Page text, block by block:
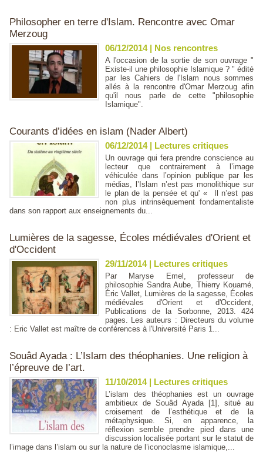
Philosopher en terre d'Islam. Rencontre avec Omar
Merzoug
06/12/2014| Nos rencontres
A l'occasion de la sortie de son ouvrage "
Existe-il une philosophie Islamique ? " édité
par les Cahiers de l'Islam nous sommes
allés à la rencontre d'Omar Merzoug afin
qu'il nous parle de cette "philosophie
Islamique".
Courants d’idées en islam (Nader Albert)
06/12/2014| Lectures critiques
Un ouvrage qui fera prendre conscience au
lecteur que contrairement à l’image
véhiculée dans l’opinion publique par les
médias, l’Islam n’est pas monolithique sur
le plan de la pensée et qu' « Il n’est pas
non plus intrinsèquement fondamentaliste
dans son rapport aux enseignements du...
Lumières de la sagesse, Écoles médiévales d'Orient et
d'Occident
29/11/2014| Lectures critiques
Par Maryse Emel, professeur de
philosophie Sandra Aube, Thierry Kouamé,
Éric Vallet, Lumières de la sagesse, Écoles
médiévales d'Orient et d'Occident,
Publications de la Sorbonne, 2013. 424
pages. Les auteurs : Directeurs du volume
: Eric Vallet est maître de conférences à l'Université Paris 1...
Souâd Ayada : L’Islam des théophanies. Une religion à
l’épreuve de l’art.
11/10/2014| Lectures critiques
L’islam des théophanies est un ouvrage
ambitieux de Souâd Ayada [1], situé au
croisement de l’esthétique et de la
métaphysique. Si, en apparence, la
réflexion semble prendre pied dans une
discussion localisée portant sur le statut de
l’image dans l’islam ou sur la nature de l’iconoclasme islamique,...